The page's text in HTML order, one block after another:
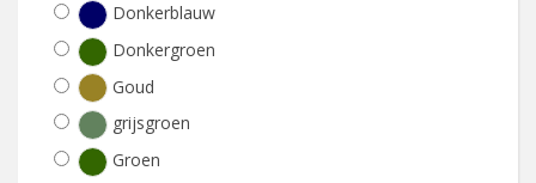
Donkerblauw
Donkergroen
Goud
grijsgroen
Groen